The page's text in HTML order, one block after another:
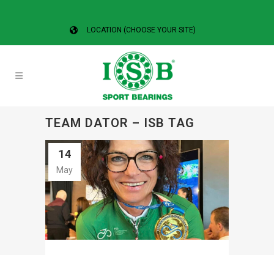
LOCATION (CHOOSE YOUR SITE)
TEAM DATOR – ISB TAG
14
May